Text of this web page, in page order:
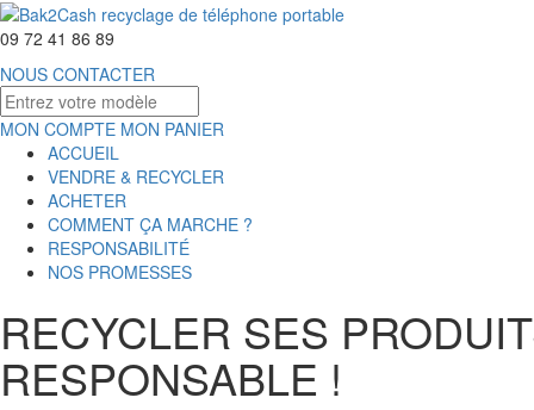
09 72 41 86 89
NOUS CONTACTER
MON COMPTE MON PANIER
ACCUEIL
VENDRE & RECYCLER
ACHETER
COMMENT ÇA MARCHE ?
RESPONSABILITÉ
NOS PROMESSES
RECYCLER SES
RESPONSABLE !